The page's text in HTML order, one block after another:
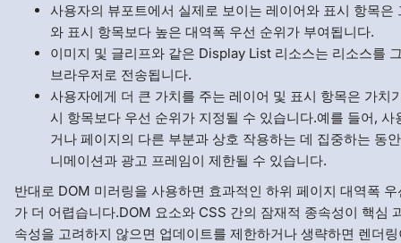
사용자의 뷰포트에서 실제로 보이는 레이어와 표시 항목은
와 표시 항목보다 높은 대역폭 우선 순위가 부여됩니다.
이미지 및 글리프와 같은 Display List 리소스는 리소스를
브라우저로 전송됩니다.
사용자에게 더 큰 가치를 주는 레이어 및 표시 항목은 가치
시 항목보다 우선 순위가 지정될 수 있습니다.예를 들어, 사
거나 페이지의 다른 부분과 상호 작용하는 데 집중하는 동
니메이션과 광고 프레임이 제한될 수 있습니다.
반대로 DOM 미러링을 사용하면 효과적인 하위 페이지 대역폭
가 더 어렵습니다.DOM 요소와 CSS 간의 잠재적 종속성이 핵심
속성을 고려하지 않으면 업데이트를 제한하거나 생략하면 렌더